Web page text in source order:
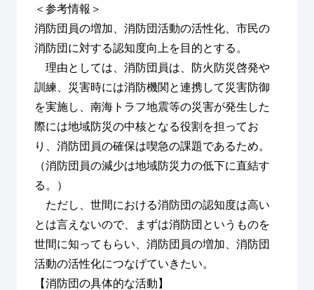
＜参考情報＞
消防団員の増加、消防団活動の活性化、市民の
消防団に対する認知度向上を目的とする。
理由としては、消防団員は、防火防災啓発や
訓練、災害時には消防機関と連携して災害防御
を実施し、南海トラフ地震等の災害が発生した
際には地域防災の中核となる役割を担ってお
り、消防団員の確保は喫急の課題であるため。
（消防団員の減少は地域防災力の低下に直結す
る。）
ただし、世間における消防団の認知度は高い
とは言えないので、まずは消防団というものを
世間に知ってもらい、消防団員の増加、消防団
活動の活性化につなげていきたい。
【消防団の具体的な活動】